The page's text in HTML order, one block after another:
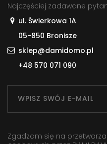
Najczęściej zadawane
ul. Świerkowa 1A
05-850 Bronisze
sklep@damidomo.pl
+48 570 071 090
Zgadzam się na